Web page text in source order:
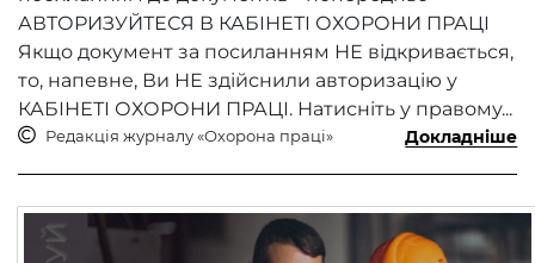
АВТОРИЗУЙТЕСЯ В КАБІНЕТІ ОХОРОНИ ПРАЦІ
Якщо документ за посиланням НЕ відкривається,
то, напевне, Ви НЕ здійснили авторизацію у
КАБІНЕТІ ОХОРОНИ ПРАЦІ. Натисніть у правому...
Редакція журналу «Охорона праці» Докладніше